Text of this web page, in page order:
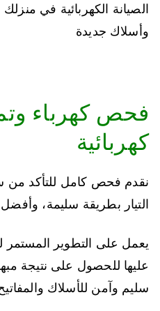
الصيانة الكهربائية في
وأسلاك جديدة
فحص كهرباء
كهربائية
نقدم فحص كامل للتأكد من
التيار بطريقة سليمة،
يعمل على التطوير المستمر
عليها للحصول على نتيجة
سليم وآمن للأسلاك